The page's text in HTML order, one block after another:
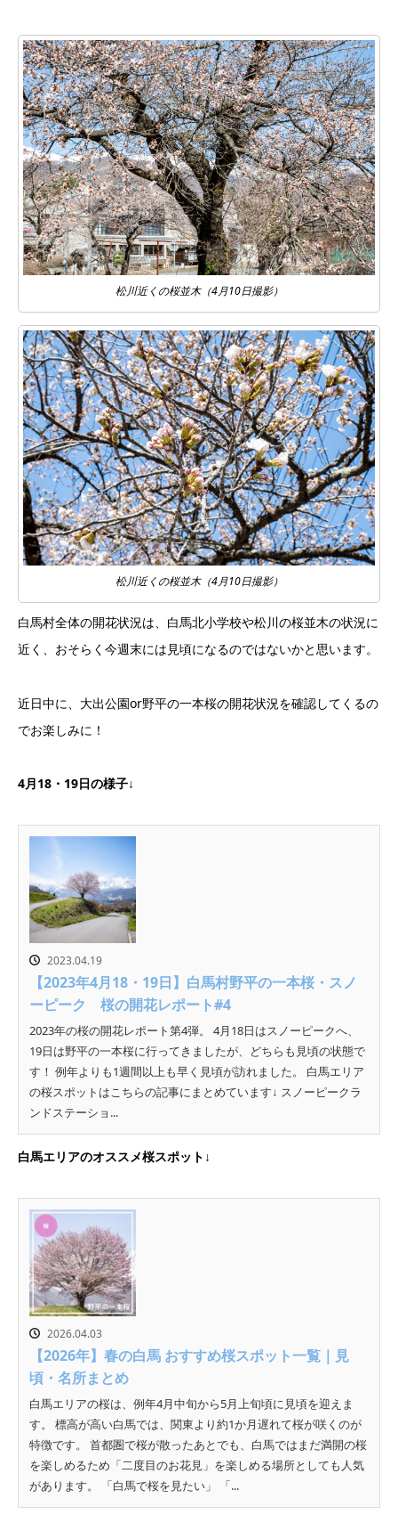
松川近くの桜並木（4月10日撮影）
松川近くの桜並木（4月10日撮影）
白馬村全体の開花状況は、白馬北小学校や松川の桜並木の状況に
近く、おそらく今週末には見頃になるのではないかと思います。
近日中に、大出公園or野平の一本桜の開花状況を確認してくるの
でお楽しみに！
4月18・19日の様子↓
2023.04.19
【2023年4月18・19日】白馬村野平の一本桜・スノ
ーピーク 桜の開花レポート#4
2023年の桜の開花レポート第4弾。 4月18日はスノーピークへ、
19日は野平の一本桜に行ってきましたが、どちらも見頃の状態で
す！ 例年よりも1週間以上も早く見頃が訪れました。 白馬エリア
の桜スポットはこちらの記事にまとめています↓ スノーピークラ
ンドステーショ...
白馬エリアのオススメ桜スポット↓
2026.04.03
【2026年】春の白馬 おすすめ桜スポット一覧｜見
頃・名所まとめ
白馬エリアの桜は、例年4月中旬から5月上旬頃に見頃を迎えま
す。 標高が高い白馬では、関東より約1か月遅れて桜が咲くのが
特徴です。 首都圏で桜が散ったあとでも、白馬ではまだ満開の桜
を楽しめるため「二度目のお花見」を楽しめる場所としても人気
があります。 「白馬で桜を見たい」 「...